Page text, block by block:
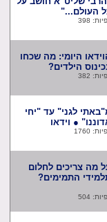
היומי: מה שכחו
הילדים?
לגני" עד "יחי
● וידאו
צריכים לחלום
התמימים?